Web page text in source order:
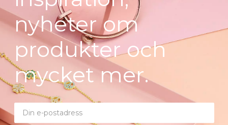
nyheter om
produkter och
mycket mer.